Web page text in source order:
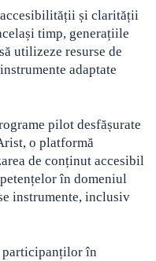
și clarității
timp, generațiile
utilizeze resurse de
adaptate
pilot desfășurate
o platformă
de conținut accesibil
în domeniul
instrumente, inclusiv
participanților în